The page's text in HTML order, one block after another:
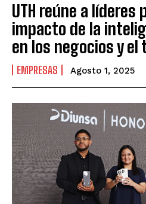
UTH reúne a líderes
impacto de la
en los negocios y
EMPRESAS Agosto 1, 2025